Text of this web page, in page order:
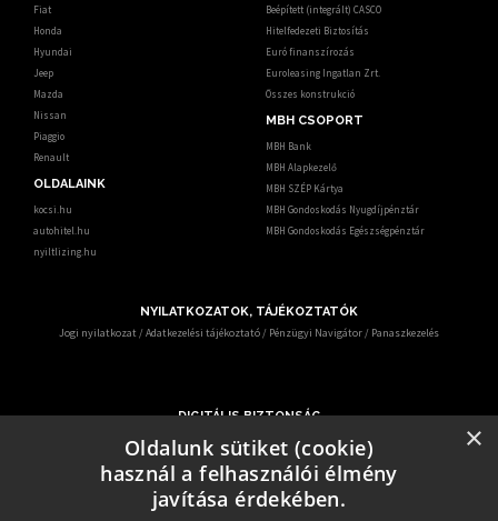
Fiat
Honda
Hyundai
Jeep
Mazda
Nissan
Piaggio
Renault
OLDALAINK
kocsi.hu
autohitel.hu
nyiltlizing.hu
Beépített (integrált) CASCO
Hitelfedezeti Biztosítás
Euró finanszírozás
Euroleasing Ingatlan Zrt.
Összes konstrukció
MBH CSOPORT
MBH Bank
MBH Alapkezelő
MBH SZÉP Kártya
MBH Gondoskodás Nyugdíjpénztár
MBH Gondoskodás Egészségpénztár
NYILATKOZATOK, TÁJÉKOZTATÓK
Jogi nyilatkozat/Adatkezelési tájékoztató/ Pénzügyi Navigátor/ Panaszkezelés
DIGITÁLIS BIZTONSÁG
Ismerje meg, hogy mit tehet digitális biztonsága érdekében.
Az egyre gyakrabban előforduló online csalások miatt – KiberPajzs néven - oktatási
programot indított több hatóság és szervezet.
Erről az alábbi elérhetőségen keresztül informálódhatnak a pénzügyi fogyasztók:
https:/kiberpajzs.hu.
×
Oldalunk sütiket (cookie)
használ a felhasználói élmény
javítása érdekében.